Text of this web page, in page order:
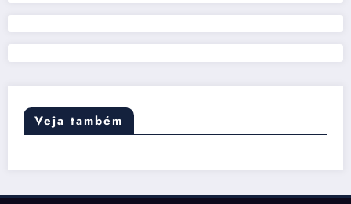
Veja também